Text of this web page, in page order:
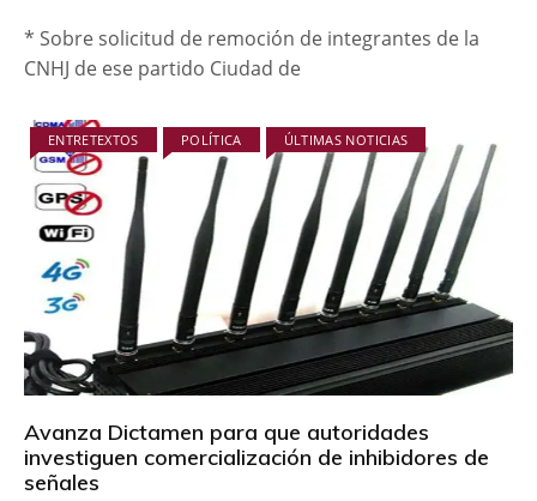
* Sobre solicitud de remoción de integrantes de la
CNHJ de ese partido Ciudad de
ENTRETEXTOS POLÍTICA ÚLTIMAS NOTICIAS
Avanza Dictamen para que autoridades
investiguen comercialización de inhibidores de
señales